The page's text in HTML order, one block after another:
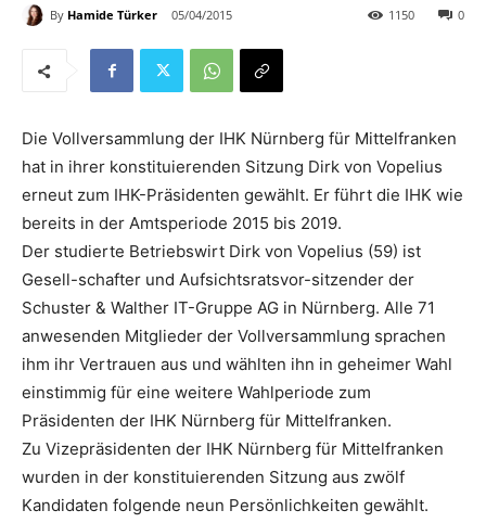
By Hamide Türker 05/04/2015 0
1150
Die Vollversammlung der IHK Nürnberg für Mittelfranken
hat in ihrer konstituierenden Sitzung Dirk von Vopelius
erneut zum IHK-Präsidenten gewählt. Er führt die IHK wie
bereits in der Amtsperiode 2015 bis 2019.
Der studierte Betriebswirt Dirk von Vopelius (59) ist
Gesell-schafter und Aufsichtsratsvor-sitzender der
Schuster & Walther IT-Gruppe AG in Nürnberg. Alle 71
anwesenden Mitglieder der Vollversammlung sprachen
ihm ihr Vertrauen aus und wählten ihn in geheimer Wahl
einstimmig für eine weitere Wahlperiode zum
Präsidenten der IHK Nürnberg für Mittelfranken.
Zu Vizepräsidenten der IHK Nürnberg für Mittelfranken
wurden in der konstituierenden Sitzung aus zwölf
Kandidaten folgende neun Persönlichkeiten gewählt.